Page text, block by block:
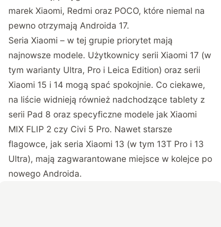
marek Xiaomi, Redmi oraz POCO, które niemal na
pewno otrzymają Androida 17.
Seria Xiaomi – w tej grupie priorytet mają
najnowsze modele. Użytkownicy serii Xiaomi 17 (w
tym warianty Ultra, Pro i Leica Edition) oraz serii
Xiaomi 15 i 14 mogą spać spokojnie. Co ciekawe,
na liście widnieją również nadchodzące tablety z
serii Pad 8 oraz specyficzne modele jak Xiaomi
MIX FLIP 2 czy Civi 5 Pro. Nawet starsze
flagowce, jak seria Xiaomi 13 (w tym 13T Pro i 13
Ultra), mają zagwarantowane miejsce w kolejce po
nowego Androida.